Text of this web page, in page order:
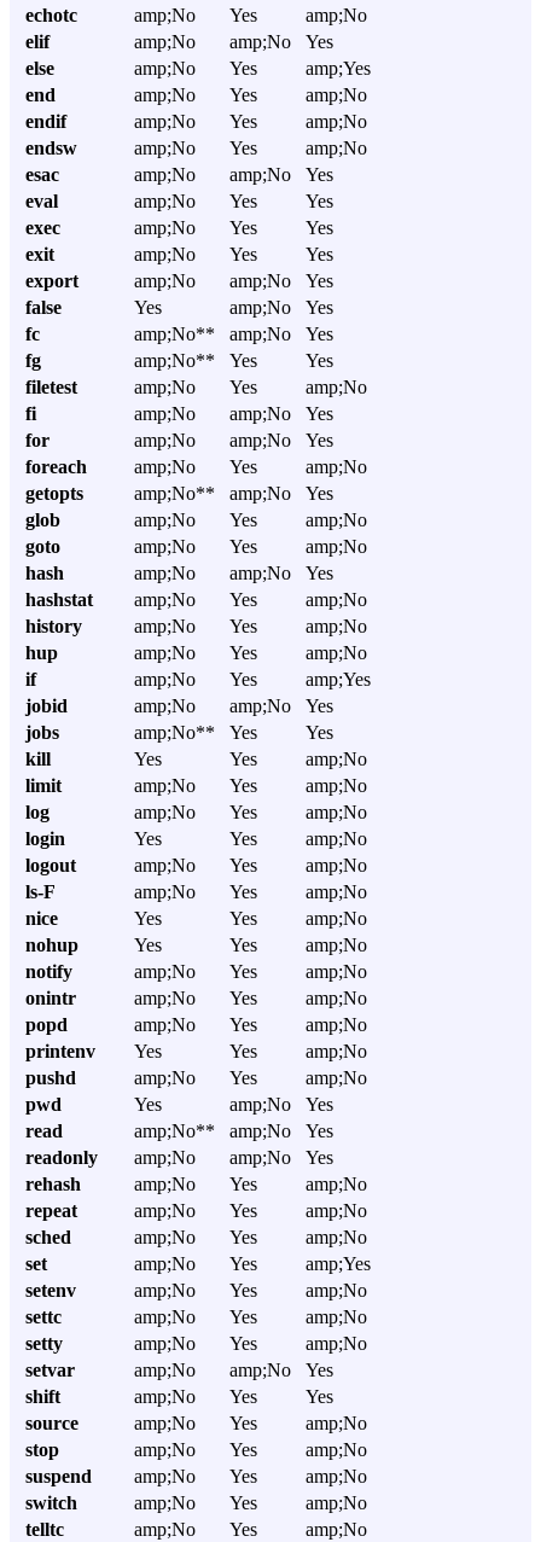
echotc amp;No Yes
amp;No
elif
amp;No amp;No
Yes
else
amp;No Yes
amp;Yes
end
amp;No Yes
amp;No
endif
amp;No Yes
amp;No
endsw
amp;No Yes
amp;No
esac
amp;No amp;No
Yes
eval
amp;No Yes
Yes
exec
amp;No Yes
Yes
exit
amp;No Yes
Yes
export
amp;No amp;No
Yes
false
Yes amp;No
Yes
fc
amp;No** amp;No
Yes
fg
amp;No** Yes
Yes
filetest
amp;No Yes
amp;No
fi
amp;No amp;No
Yes
for
amp;No amp;No
Yes
foreach
amp;No Yes
amp;No
getopts
amp;No** amp;No
Yes
glob
amp;No Yes
amp;No
goto
amp;No Yes
amp;No
hash
amp;No amp;No
Yes
hashstat
amp;No Yes
amp;No
history
amp;No Yes
amp;No
hup
amp;No Yes
amp;No
if
amp;No Yes
amp;Yes
jobid
amp;No amp;No
Yes
jobs
amp;No** Yes
Yes
kill
Yes Yes
amp;No
limit
amp;No Yes
amp;No
log
amp;No Yes
amp;No
login
Yes Yes
amp;No
logout
amp;No Yes
amp;No
ls-F
amp;No Yes
amp;No
nice
Yes Yes
amp;No
nohup
Yes Yes
amp;No
notify
amp;No Yes
amp;No
onintr
amp;No Yes
amp;No
popd
amp;No Yes
amp;No
printenv
Yes Yes
amp;No
pushd
amp;No Yes
amp;No
pwd
Yes amp;No
Yes
read
amp;No** amp;No
Yes
readonly
amp;No amp;No
Yes
rehash
amp;No Yes
amp;No
repeat
amp;No Yes
amp;No
sched
amp;No Yes
amp;No
set
amp;No Yes
amp;Yes
setenv
amp;No Yes
amp;No
settc
amp;No Yes
amp;No
setty
amp;No Yes
amp;No
setvar
amp;No amp;No
Yes
shift
amp;No Yes
Yes
source
amp;No Yes
amp;No
stop
amp;No Yes
amp;No
suspend
amp;No Yes
amp;No
switch
amp;No Yes
amp;No
telltc
amp;No Yes
amp;No